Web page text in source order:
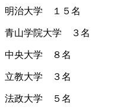
明治大学 １５名
青山学院大学 ３名
中央大学 ８名
立教大学 ３名
法政大学 ５名